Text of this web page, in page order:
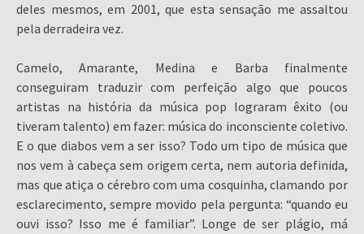
deles mesmos, em 2001, que esta sensação me assaltou
pela derradeira vez.
Camelo, Amarante, Medina e Barba finalmente
conseguiram traduzir com perfeição algo que poucos
artistas na história da música pop lograram êxito (ou
tiveram talento) em fazer: música do inconsciente coletivo.
E o que diabos vem a ser isso? Todo um tipo de música que
nos vem à cabeça sem origem certa, nem autoria definida,
mas que atiça o cérebro com uma cosquinha, clamando por
esclarecimento, sempre movido pela pergunta: “quando eu
ouvi isso? Isso me é familiar”. Longe de ser plágio, má